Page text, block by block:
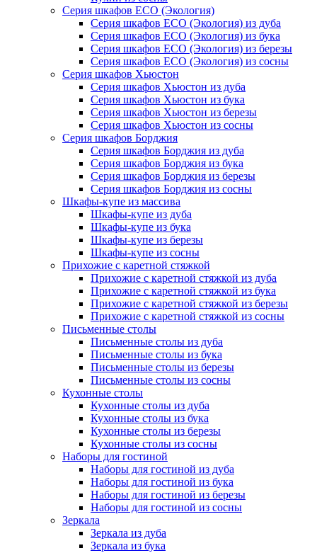
Серия шкафов ECO (Экология)
Серия шкафов ECO (Экология) из дуба
Серия шкафов ECO (Экология) из бука
Серия шкафов ECO (Экология) из березы
Серия шкафов ECO (Экология) из сосны
Серия шкафов Хьюстон
Серия шкафов Хьюстон из дуба
Серия шкафов Хьюстон из бука
Серия шкафов Хьюстон из березы
Серия шкафов Хьюстон из сосны
Серия шкафов Борджия
Серия шкафов Борджия из дуба
Серия шкафов Борджия из бука
Серия шкафов Борджия из березы
Серия шкафов Борджия из сосны
Шкафы-купе из массива
Шкафы-купе из дуба
Шкафы-купе из бука
Шкафы-купе из березы
Шкафы-купе из сосны
Прихожие с каретной стяжкой
Прихожие с каретной стяжкой из дуба
Прихожие с каретной стяжкой из бука
Прихожие с каретной стяжкой из березы
Прихожие с каретной стяжкой из сосны
Письменные столы
Письменные столы из дуба
Письменные столы из бука
Письменные столы из березы
Письменные столы из сосны
Кухонные столы
Кухонные столы из дуба
Кухонные столы из бука
Кухонные столы из березы
Кухонные столы из сосны
Наборы для гостиной
Наборы для гостиной из дуба
Наборы для гостиной из бука
Наборы для гостиной из березы
Наборы для гостиной из сосны
Зеркала
Зеркала из дуба
Зеркала из бука